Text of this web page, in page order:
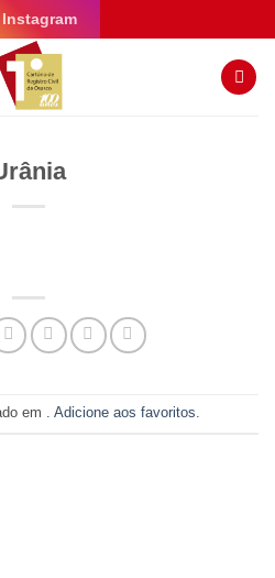
Instagram
em . Adicione aos favoritos.